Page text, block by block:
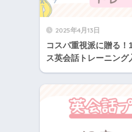
2025年4月13日
コスパ重視派に贈る
ス英会話トレーニング